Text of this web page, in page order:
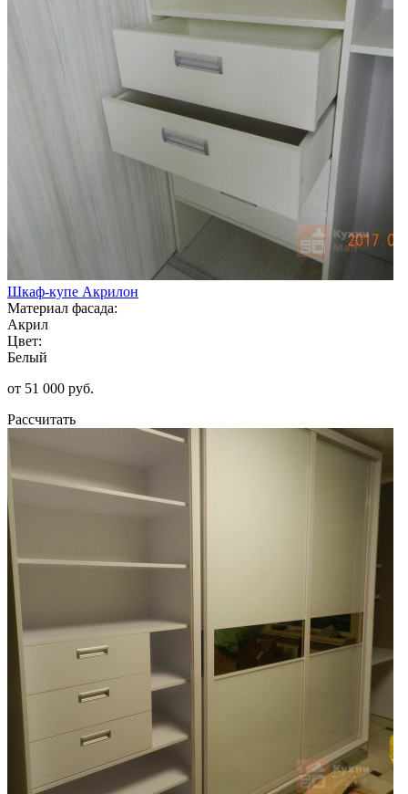
Шкаф-купе Акрилон
Материал фасада:
Акрил
Цвет:
Белый
от 51 000 руб.
Рассчитать